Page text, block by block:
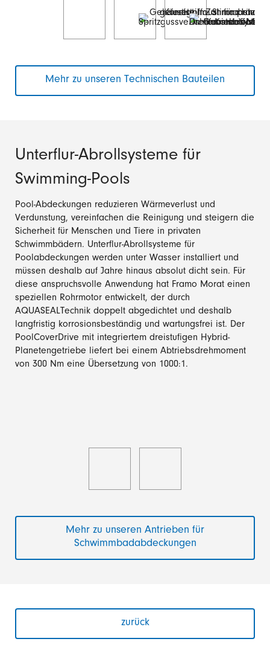
Mehr zu unseren Technischen Bauteilen
Unterflur-Abrollsysteme für
Swimming-Pools
Pool-Abdeckungen reduzieren Wärmeverlust und
Verdunstung, vereinfachen die Reinigung und steigern die
Sicherheit für Menschen und Tiere in privaten
Schwimmbädern. Unterflur-Abrollsysteme für
Poolabdeckungen werden unter Wasser installiert und
müssen deshalb auf Jahre hinaus absolut dicht sein. Für
diese anspruchsvolle Anwendung hat Framo Morat einen
speziellen Rohrmotor entwickelt, der durch
AQUASEALTechnik doppelt abgedichtet und deshalb
langfristig korrosionsbeständig und wartungsfrei ist. Der
PoolCoverDrive mit integriertem dreistufigen Hybrid-
Planetengetriebe liefert bei einem Abtriebsdrehmoment
von 300 Nm eine Übersetzung von 1000:1.
Mehr zu unseren Antrieben für
Schwimmbadabdeckungen
zurück